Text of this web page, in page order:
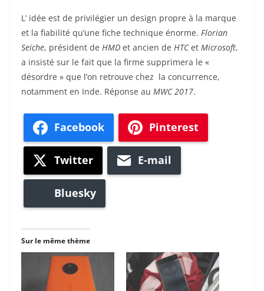
L’ idée est de privilégier un design propre à la marque
et la fiabilité qu’une fiche technique énorme. Florian
Seiche, président de HMD et ancien de HTCet Microsoft,
a insisté sur le fait que la firme supprimera le «
désordre » que l’on retrouve chez la concurrence,
notamment en Inde. Réponse au MWC 2017.
Facebook Pinterest
Twitter E-mail
Bluesky
Sur le même thème